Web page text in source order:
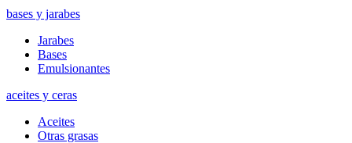
bases y jarabes
Jarabes
Bases
Emulsionantes
aceites y ceras
Aceites
Otras grasas